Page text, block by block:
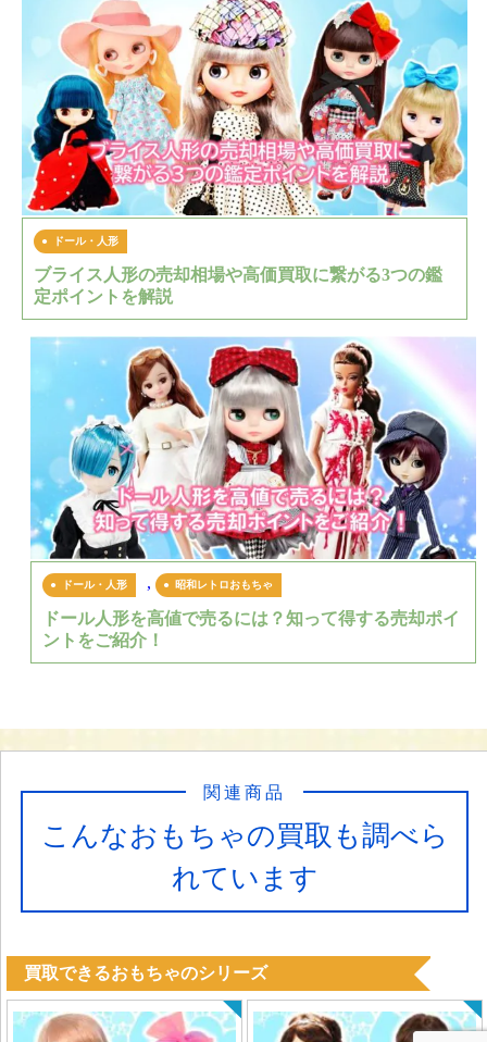
ドール・人形
ブライス人形の売却相場や高価買取に繋がる3つの鑑
定ポイントを解説
ドール・人形 , 昭和レトロおもちゃ
ドール人形を高値で売るには？知って得する売却ポイ
ントをご紹介！
こんなおもちゃの買取も調べら
れています
関連商品
買取できるおもちゃのシリーズ